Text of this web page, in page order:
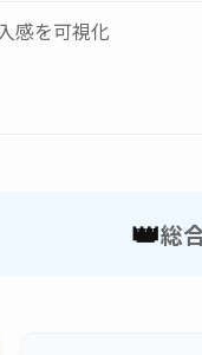
感を可視化
👑総